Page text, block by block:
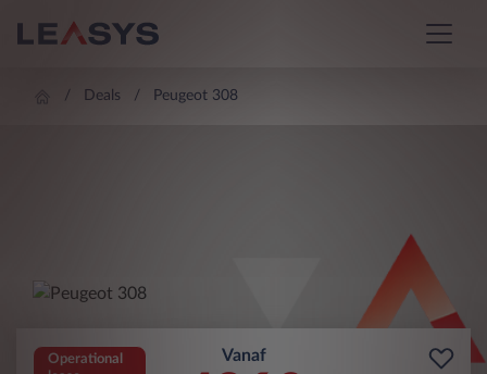
Deals Peugeot 308
Operational
Vanaf